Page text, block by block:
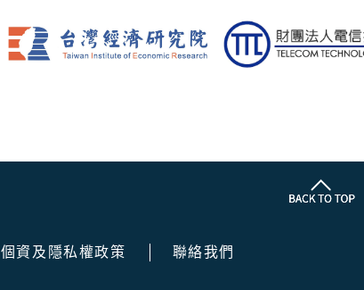
個資及隱私權政策 聯絡我們